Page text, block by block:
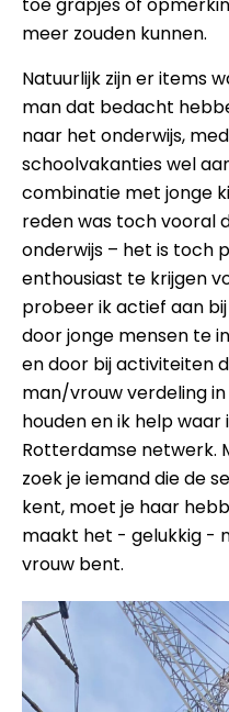
meer zouden kunnen.
Natuurlijk zijn er items
man dat bedacht
naar het onderwijs,
schoolvakanties wel
combinatie met jonge
reden was toch vooral
onderwijs – het is toch
enthousiast te krijgen
probeer ik actief aan
door jonge mensen te
en door bij activiteiten
man/vrouw verdeling
houden en ik help
Rotterdamse netwerk.
zoek je iemand die de
kent, moet je haar
maakt het - gelukkig -
vrouw bent.